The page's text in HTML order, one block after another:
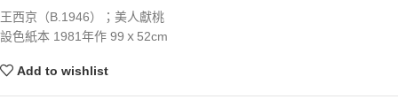
王西京（B.1946）；美人獻桃
設色紙本 1981年作 99ｘ52cm
Add to wishlist